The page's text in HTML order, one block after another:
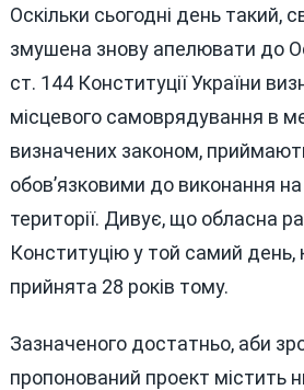
Оскільки сьогодні день такий,
змушена знову апелювати до
ст. 144 Конституції України
місцевого самоврядування в
визначених законом,
обов’язковими до виконання на
території. Дивує, що обласна
Конституцію у той самий день,
прийнята 28 років тому.
Зазначеного достатньо, аби
пропонований проект містить